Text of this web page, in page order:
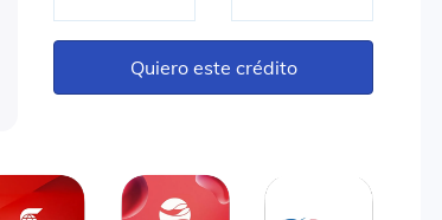
Quiero este crédito